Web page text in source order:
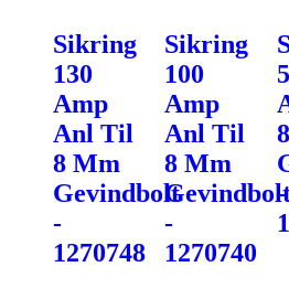
Sikring
130
Amp
Anl Til
8 Mm
Gevindbolt
-
1270748
Sikring
100
Amp
Anl Til
8 Mm
-
1270740
-